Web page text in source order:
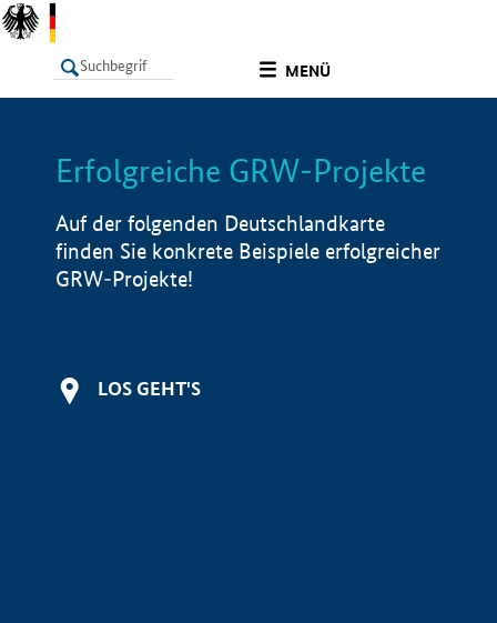
MENÜ
LISTE Info
Erfolgreiche GRW-Projekte
Auf der folgenden Deutschlandkarte
finden Sie konkrete Beispiele erfolgreicher
GRW-Projekte!
LOS GEHT'S